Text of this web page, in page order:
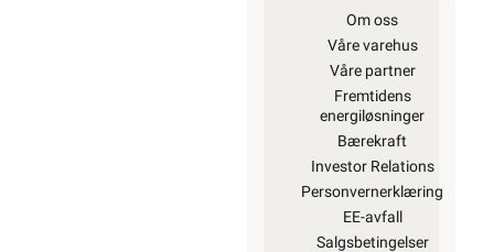
Om oss
Våre varehus
Våre partner
Fremtidens
energiløsninger
Bærekraft
Investor Relations
Personvernerklæring
EE-avfall
Salgsbetingelser